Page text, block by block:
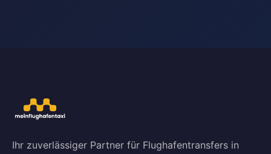
Ihr zuverlässiger Partner für Flughafentransfers in